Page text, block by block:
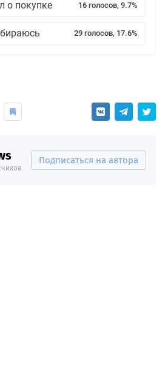
о покупке 16 голосов, 9.7%
29 голосов, 17.6%
Подписаться на автора